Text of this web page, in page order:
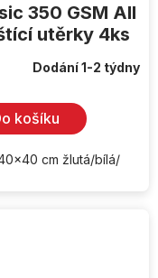
350 GSM All
utěrky 4ks
Dodání 1-2 týdny
košíku
cm žlutá/bílá/